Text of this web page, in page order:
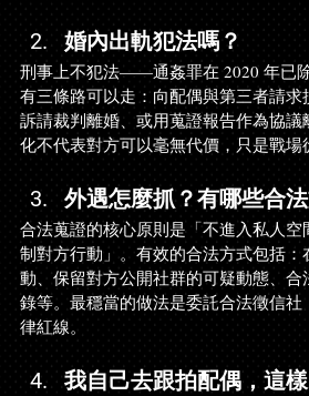
婚內出軌犯法嗎？
刑事上不犯法——通姦罪在 2020 年已
有三條路可以走：向配偶與第三者請
訴請裁判離婚、或用蒐證報告作為協
化不代表對方可以毫無代價，只是戰場
外遇怎麼抓？有哪些合
合法蒐證的核心原則是「不進入私人
制對方行動」。有效的合法方式包括
動、保留對方公開社群的可疑動態、
錄等。最穩當的做法是委託合法徵信
律紅線。
我自己去跟拍配偶，這